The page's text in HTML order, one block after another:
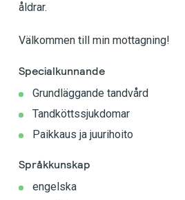
åldrar.
Välkommen till min mottagning!
Specialkunnande
Grundläggande tandvård
Tandköttssjukdomar
Paikkaus ja juurihoito
Språkkunskap
engelska